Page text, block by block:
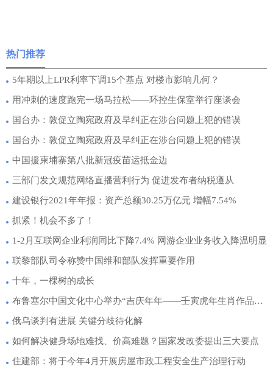
热门推荐
5年期以上LPR利率下调15个基点 对楼市影响几何？
用冲刺的速度跑完一场马拉松——环控生保室举行座谈会
国台办：敦促立陶宛政府及早纠正在涉台问题上犯的错误
国台办：敦促立陶宛政府及早纠正在涉台问题上犯的错误
中国援柬埔寨第八批新冠疫苗运抵金边
三部门发文规范网络直播营利行为 促进发布者纳税遵从
建设银行2021年年报：资产总额30.25万亿元 增幅7.54%
抓紧！机会不多了！
1-2月互联网企业利润同比下降7.4% 网游企业业务收入降温明显
联黎部队司令称赞中国维和部队发挥重要作用
十年，一棵树的成长
布鲁塞尔中国文化中心举办“吉庆年年——壬寅虎年生肖作品展”
俄乌谈判有进展 关键分歧待化解
如何解决健身场地难找、价高难题？国家发改委提出三大要点
住建部：将于今年4月开展房屋市政工程安全生产治理行动